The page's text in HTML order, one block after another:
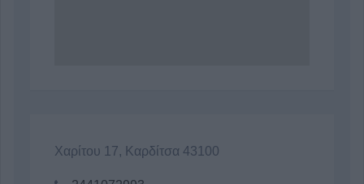
Χαρίτου 17, Καρδίτσα 43100